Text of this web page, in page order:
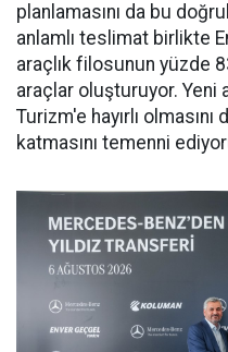
planlamasını da bu
anlamlı teslimat birlikte
araçlık filosunun yüzde
araçlar oluşturuyor. Yeni
Turizm'e hayırlı
katmasını temenni